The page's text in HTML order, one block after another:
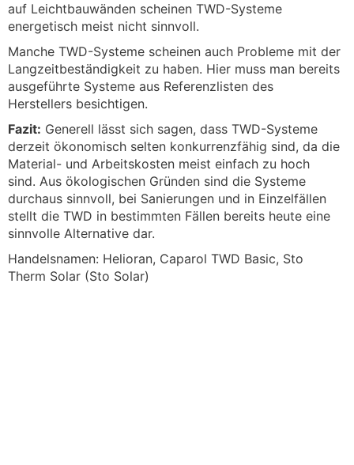
auf Leichtbauwänden scheinen TWD-Systeme
energetisch meist nicht sinnvoll.
Manche TWD-Systeme scheinen auch Probleme mit der
Langzeitbeständigkeit zu haben. Hier muss man bereits
ausgeführte Systeme aus Referenzlisten des
Herstellers besichtigen.
Fazit: Generell lässt sich sagen, dass TWD-Systeme
derzeit ökonomisch selten konkurrenzfähig sind, da die
Material- und Arbeitskosten meist einfach zu hoch
sind. Aus ökologischen Gründen sind die Systeme
durchaus sinnvoll, bei Sanierungen und in Einzelfällen
stellt die TWD in bestimmten Fällen bereits heute eine
sinnvolle Alternative dar.
Handelsnamen: Helioran, Caparol TWD Basic, Sto
Therm Solar (Sto Solar)